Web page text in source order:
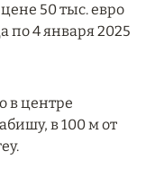
BALI,
ОТ Á
50 тыс. евро
по 4 января 2025
в центре
в 100 м от